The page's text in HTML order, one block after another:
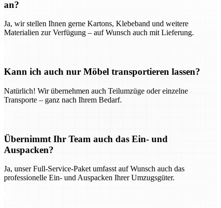
an?
Ja, wir stellen Ihnen gerne Kartons, Klebeband und weitere
Materialien zur Verfügung – auf Wunsch auch mit Lieferung.
Kann ich auch nur Möbel transportieren lassen?
Natürlich! Wir übernehmen auch Teilumzüge oder einzelne
Transporte – ganz nach Ihrem Bedarf.
Übernimmt Ihr Team auch das Ein- und
Auspacken?
Ja, unser Full-Service-Paket umfasst auf Wunsch auch das
professionelle Ein- und Auspacken Ihrer Umzugsgüter.